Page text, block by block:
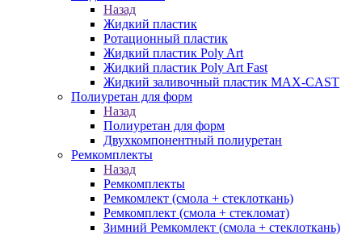
Назад
Жидкий пластик
Ротационный пластик
Жидкий пластик Poly Art
Жидкий пластик Poly Art Fast
Жидкий заливочный пластик MAX-CAST
Полиуретан для форм
Назад
Полиуретан для форм
Двухкомпонентный полиуретан
Ремкомплекты
Назад
Ремкомплекты
Ремкомлект (смола + стеклоткань)
Ремкомплект (смола + стекломат)
Зимний Ремкомлект (смола + стеклоткань)